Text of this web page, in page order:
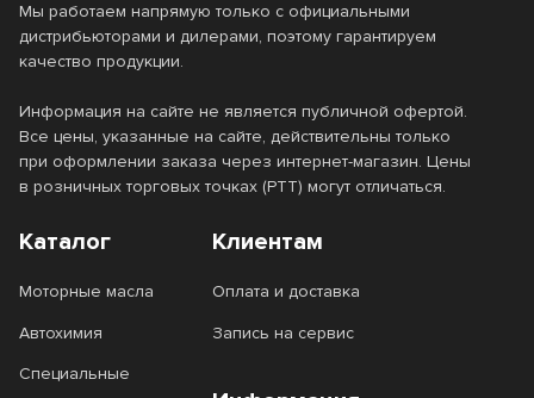
Мы работаем напрямую только с официальными
дистрибьюторами и дилерами, поэтому гарантируем
качество продукции.
Информация на сайте не является публичной офертой.
Все цены, указанные на сайте, действительны только
при оформлении заказа через интернет-магазин. Цены
в розничных торговых точках (РТТ) могут отличаться.
Каталог
Моторные масла
Автохимия
Специальные
Клиентам
Оплата и доставка
Запись на сервис